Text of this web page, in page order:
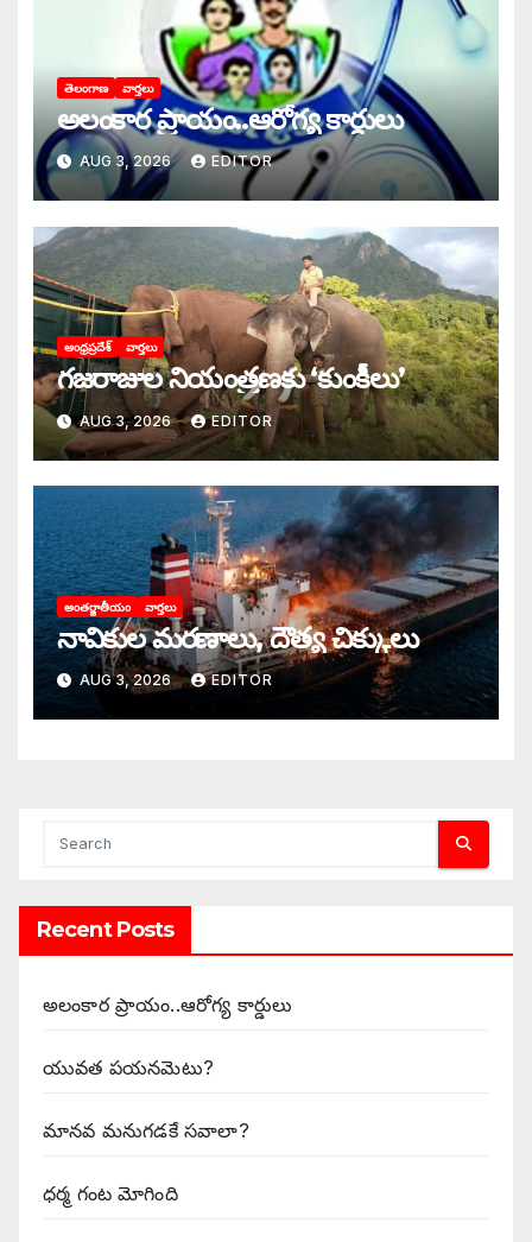
తెలంగాణ వార్తలు
అలంకార ప్రాయం..ఆరోగ్య కార్డులు
AUG 3, 2026 EDITOR
ఆంధ్రప్రదేశ్ వార్తలు
గజరాజుల నియంత్రణకు ‘కుంకీలు’
AUG 3, 2026 EDITOR
అంతర్జాతీయం వార్తలు
నావికుల మరణాలు, దౌత్య చిక్కులు
AUG 3, 2026 EDITOR
Recent Posts
అలంకార ప్రాయం..ఆరోగ్య కార్డులు
యువత పయనమెటు?
మానవ మనుగడకే సవాలా?
ధర్మ గంట మోగింది